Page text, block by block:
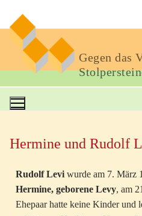
Gegen das
Hermine und Rudolf
Rudolf Levi wurde am 7. März
Hermine, geborene Levy, am
Ehepaar hatte keine Kinder und